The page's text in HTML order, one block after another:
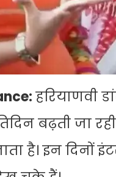
हरियाणवी
बढ़ती जा
है। इन दिनों